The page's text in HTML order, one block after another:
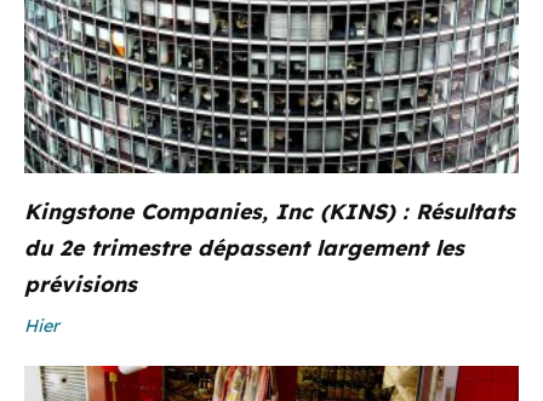
Kingstone Companies, Inc (KINS) : Résultats
du 2e trimestre dépassent largement les
prévisions
Hier